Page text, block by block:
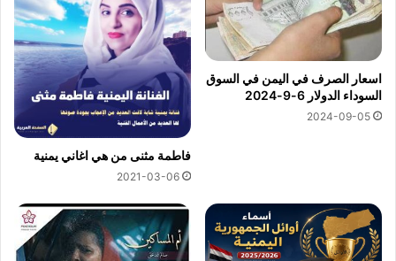
اسعار الصرف في اليمن في السوق
السوداء الدولار 6-9-2024
2024-09-05
فاطمة مثنى من هي اغاني يمنية
2021-03-06